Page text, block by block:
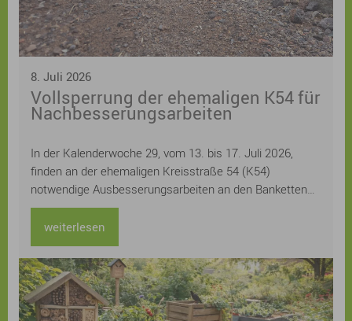
neue Lieblingsgedichte finden und eigene
Lieblingsgedichte eintauschen, für Kinder und
Jugendliche wird ein tolles Programm mit Workshops
8. Juli 2026
Vollsperrung der ehemaligen K54 für
Nachbesserungsarbeiten
In der Kalenderwoche 29, vom 13. bis 17. Juli 2026,
finden an der ehemaligen Kreisstraße 54 (K54)
notwendige Ausbesserungsarbeiten an den Banketten
statt. Für diesen Zeitraum muss die Straße voll gesperrt
werden.
weiterlesen